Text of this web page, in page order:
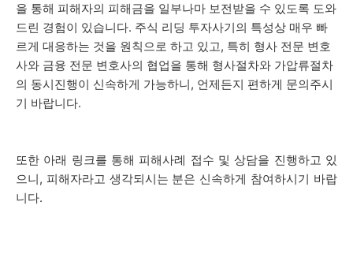
을 통해 피해자의 피해금을 일부나마 보전받을 수 있도록 도와
드린 경험이 있습니다. 주식 리딩 투자사기의 특성상 매우 빠
르게 대응하는 것을 원칙으로 하고 있고, 특히 형사 전문 변호
사와 금융 전문 변호사의 협업을 통해 형사절차와 가압류절차
의 동시진행이 신속하게 가능하니, 언제든지 편하게 문의주시
기 바랍니다.
또한 아래 링크를 통해 피해사례 접수 및 상담을 진행하고 있
으니, 피해자라고 생각되시는 분은 신속하게 참여하시기 바랍
니다.